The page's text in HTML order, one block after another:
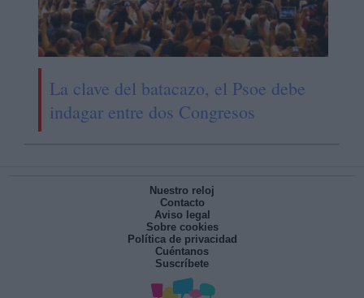
La clave del batacazo, el Psoe debe
indagar entre dos Congresos
Nuestro reloj
Contacto
Aviso legal
Sobre cookies
Política de privacidad
Cuéntanos
Suscríbete